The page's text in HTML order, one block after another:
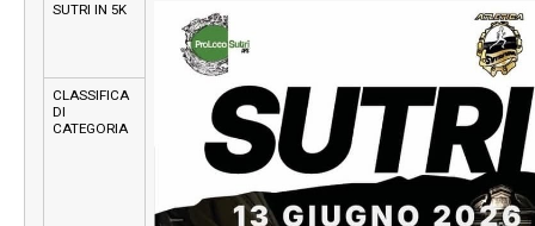
SUTRI IN 5K
CLASSIFICA
DI
CATEGORIA